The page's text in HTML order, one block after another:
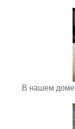
В нашем доме